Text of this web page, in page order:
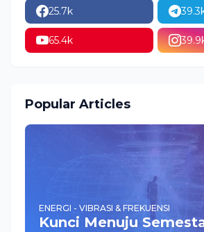
25.7k
65.4k
Popular Articles
ENERGI - VIBRASI & FREKUENSI
Kunci Menuju